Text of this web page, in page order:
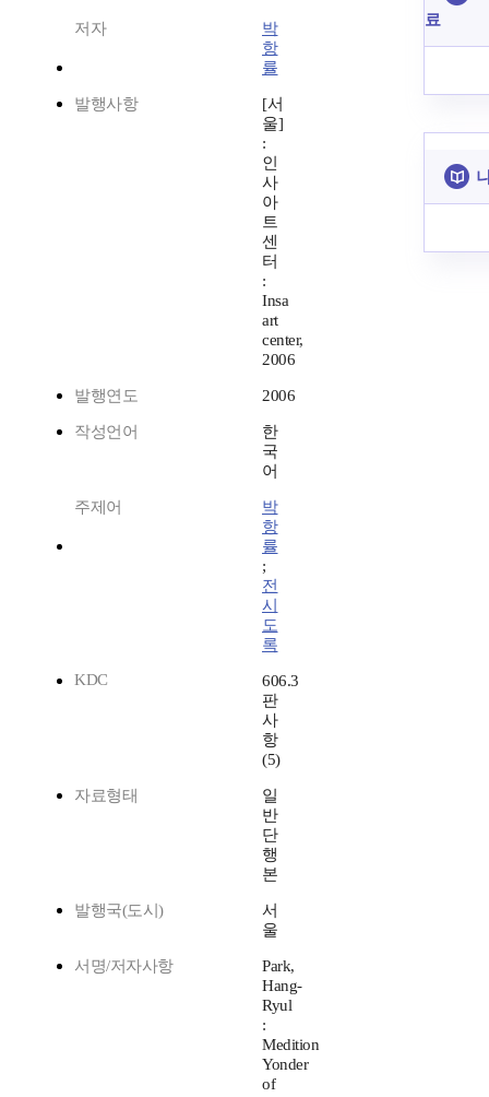
저자
박
항
률
발행사항
[서
울]
:
인
사
아
트
센
터
:
Insa
art
center,
2006
발행연도 2006
작성언어
한
국
어
주제어
박
항
률
;
전
시
도
록
KDC
606.3
판
사
항
(5)
자료형태
일
반
단
행
본
발행국(도시)
서
울
서명/저자사항
Park,
Hang-
Ryul
:
Medition
Yonder
of
료